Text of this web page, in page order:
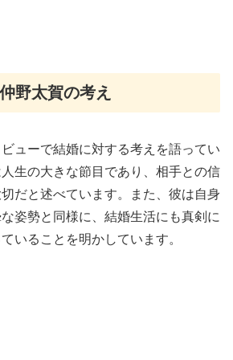
野太賀の考え
ューで結婚に対する考えを語ってい
生の大きな節目であり、相手との信
だと述べています。また、彼は自身
姿勢と同様に、結婚生活にも真剣に
いることを明かしています。